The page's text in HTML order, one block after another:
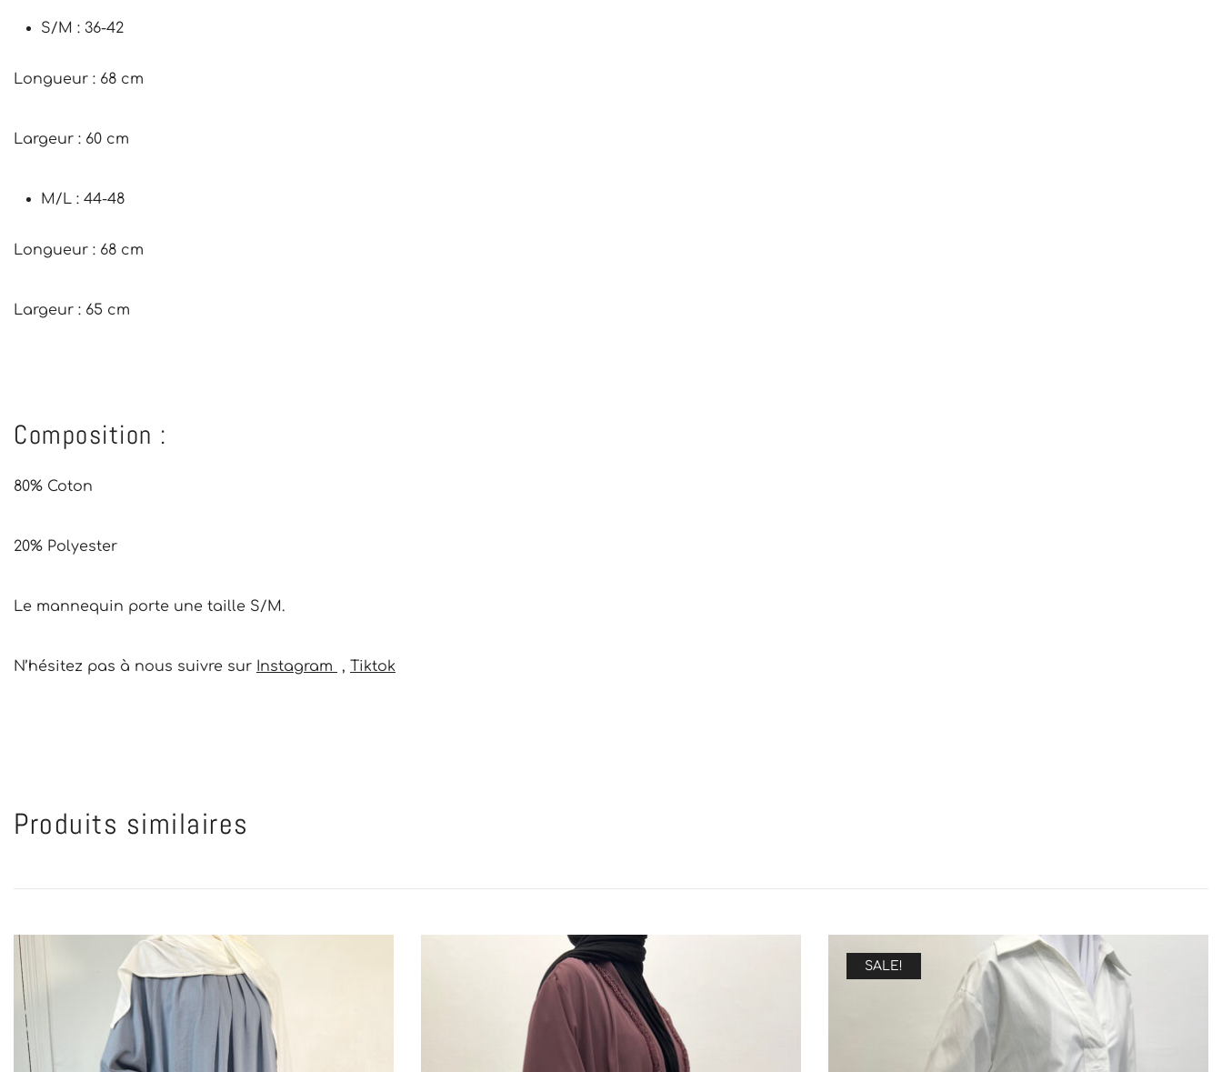
S/M : 36-42
Longueur : 68 cm
Largeur : 60 cm
M/L : 44-48
Longueur : 68 cm
Largeur : 65 cm
Composition :
80% Coton
20% Polyester
Le mannequin porte une taille S/M.
N’hésitez pas à nous suivre sur Instagram , Tiktok
Produits similaires
SALE!